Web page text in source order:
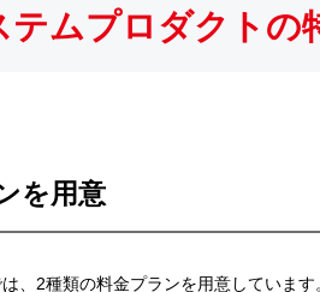
テムプロダクトの
を用意
、2種類の料金プランを用意しています